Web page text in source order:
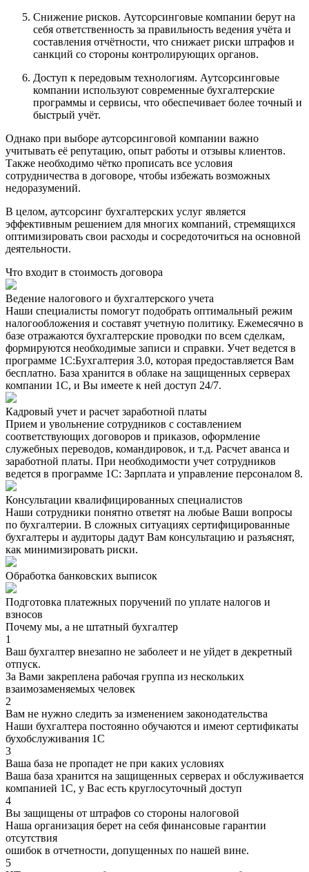
Снижение рисков. Аутсорсинговые компании берут на
себя ответственность за правильность ведения учёта и
составления отчётности, что снижает риски штрафов и
санкций со стороны контролирующих органов.
Доступ к передовым технологиям. Аутсорсинговые
компании используют современные бухгалтерские
программы и сервисы, что обеспечивает более точный и
быстрый учёт.
Однако при выборе аутсорсинговой компании важно
учитывать её репутацию, опыт работы и отзывы клиентов.
Также необходимо чётко прописать все условия
сотрудничества в договоре, чтобы избежать возможных
недоразумений.
В целом, аутсорсинг бухгалтерских услуг является
эффективным решением для многих компаний, стремящихся
оптимизировать свои расходы и сосредоточиться на основной
деятельности.
Что входит в стоимость договора
Ведение налогового и бухгалтерского учета
Наши специалисты помогут подобрать оптимальный режим
налогообложения и составят учетную политику. Ежемесячно в
базе отражаются бухгалтерские проводки по всем сделкам,
формируются необходимые записи и справки. Учет ведется в
программе 1С:Бухгалтерия 3.0, которая предоставляется Вам
бесплатно. База хранится в облаке на защищенных серверах
компании 1С, и Вы имеете к ней доступ 24/7.
Кадровый учет и расчет заработной платы
Прием и увольнение сотрудников с составлением
соответствующих договоров и приказов, оформление
служебных переводов, командировок, и т.д. Расчет аванса и
заработной платы. При необходимости учет сотрудников
ведется в программе 1С: Зарплата и управление персоналом 8.
Консультации квалифицированных специалистов
Наши сотрудники понятно ответят на любые Ваши вопросы
по бухгалтерии. В сложных ситуациях сертифицированные
бухгалтеры и аудиторы дадут Вам консультацию и разъяснят,
как минимизировать риски.
Обработка банковских выписок
Подготовка платежных поручений по уплате налогов и
взносов
Почему мы, а не штатный бухгалтер
1
Ваш бухгалтер внезапно не заболеет и не уйдет в декретный
отпуск.
За Вами закреплена рабочая группа из нескольких
взаимозаменяемых человек
2
Вам не нужно следить за изменением законодательства
Наши бухгалтера постоянно обучаются и имеют сертификаты
бухобслуживания 1С
3
Ваша база не пропадет не при каких условиях
Ваша база хранится на защищенных серверах и обслуживается
компанией 1С, у Вас есть круглосуточный доступ
4
Вы защищены от штрафов со стороны налоговой
Наша организация берет на себя финансовые гарантии
отсутствия
ошибок в отчетности, допущенных по нашей вине.
5